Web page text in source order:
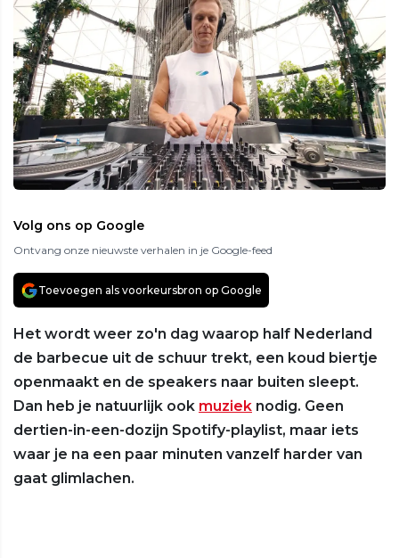
Volg ons op Google
Ontvang onze nieuwste verhalen in je Google-feed
Toevoegen als voorkeursbron op Google
Het wordt weer zo'n dag waarop half Nederland
de barbecue uit de schuur trekt, een koud biertje
openmaakt en de speakers naar buiten sleept.
Dan heb je natuurlijk ook muziek nodig. Geen
dertien-in-een-dozijn Spotify-playlist, maar iets
waar je na een paar minuten vanzelf harder van
gaat glimlachen.